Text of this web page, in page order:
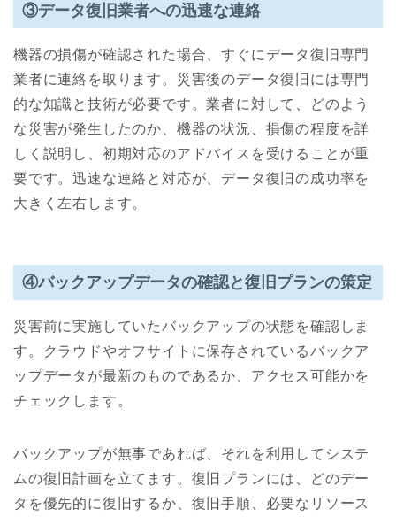
③データ復旧業者への迅速な連絡
機器の損傷が確認された場合、すぐにデータ復旧専門
業者に連絡を取ります。災害後のデータ復旧には専門
的な知識と技術が必要です。業者に対して、どのよう
な災害が発生したのか、機器の状況、損傷の程度を詳
しく説明し、初期対応のアドバイスを受けることが重
要です。迅速な連絡と対応が、データ復旧の成功率を
大きく左右します。
④バックアップデータの確認と復旧プランの策定
災害前に実施していたバックアップの状態を確認しま
す。クラウドやオフサイトに保存されているバックア
ップデータが最新のものであるか、アクセス可能かを
チェックします。
バックアップが無事であれば、それを利用してシステ
ムの復旧計画を立てます。復旧プランには、どのデー
タを優先的に復旧するか、復旧手順、必要なリソース